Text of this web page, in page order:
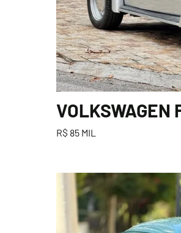
VOLKSWAGEN
R$ 85 MIL